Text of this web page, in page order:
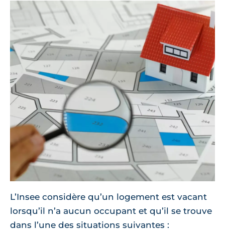
L’Insee considère qu’un logement est vacant
lorsqu’il n’a aucun occupant et qu’il se trouve
dans l’une des situations suivantes :